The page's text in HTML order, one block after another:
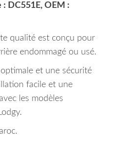
: DC551E, OEM :
qualité est conçu pour
endommagé ou usé.
et une sécurité
facile et une
les modèles